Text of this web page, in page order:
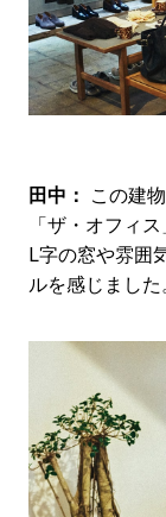
田中：
この建
「ザ・オフィ
L字の窓や雰囲
ルを感じました